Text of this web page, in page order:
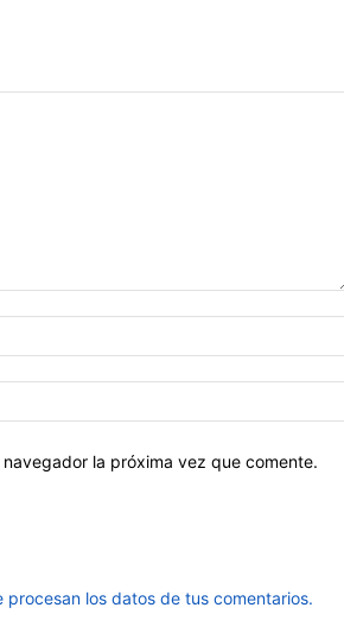
la próxima vez que comente.
procesan los datos de tus comentarios.